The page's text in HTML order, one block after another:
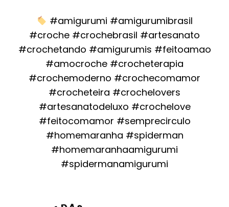
#amigurumi #amigurumibrasil
#croche #crochebrasil #artesanato
#crochetando #amigurumis #feitoamao
#amocroche #crocheterapia
#crochemoderno #crochecomamor
#crocheteira #crochelovers
#artesanatodeluxo #crochelove
#feitocomamor #semprecirculo
#homemaranha #spiderman
#homemaranhaamigurumi
#spidermanamigurumi